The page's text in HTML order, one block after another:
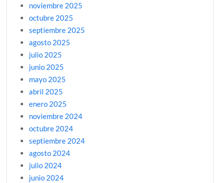
noviembre 2025
octubre 2025
septiembre 2025
agosto 2025
julio 2025
junio 2025
mayo 2025
abril 2025
enero 2025
noviembre 2024
octubre 2024
septiembre 2024
agosto 2024
julio 2024
junio 2024